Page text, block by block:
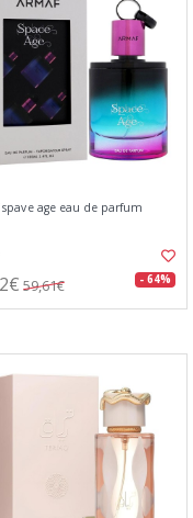
age eau de parfum
59,61€ - 64%